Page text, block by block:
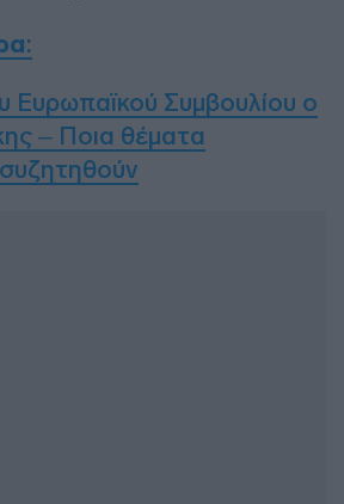
:
Ευρωπαϊκού Συμβουλίου ο
– Ποια θέματα